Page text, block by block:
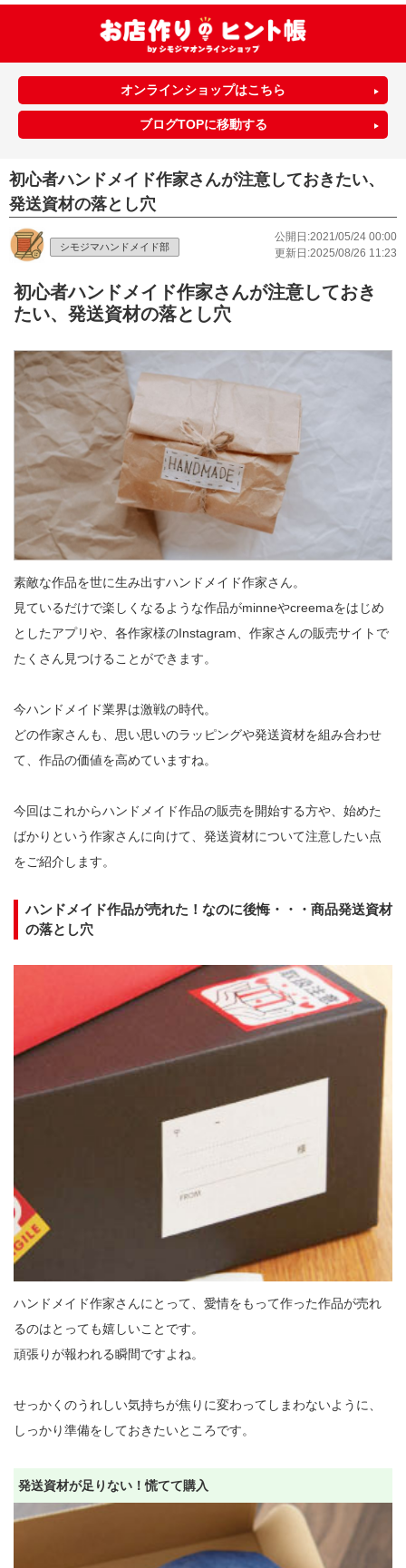
オンラインショップはこちら
ブログTOPに移動する
初心者ハンドメイド作家さんが注意しておきたい、
発送資材の落とし穴
シモジマハンドメイド部
公開日:2021/05/24 00:00
更新日:2025/08/26 11:23
初心者ハンドメイド作家さんが注意しておき
たい、発送資材の落とし穴
素敵な作品を世に生み出すハンドメイド作家さん。
見ているだけで楽しくなるような作品がminneやcreemaをはじめ
としたアプリや、各作家様のInstagram、作家さんの販売サイトで
たくさん見つけることができます。
今ハンドメイド業界は激戦の時代。
どの作家さんも、思い思いのラッピングや発送資材を組み合わせ
て、作品の価値を高めていますね。
今回はこれからハンドメイド作品の販売を開始する方や、始めた
ばかりという作家さんに向けて、発送資材について注意したい点
をご紹介します。
ハンドメイド作品が売れた！なのに後悔・・・商品発送資材
の落とし穴
ハンドメイド作家さんにとって、愛情をもって作った作品が売れ
るのはとっても嬉しいことです。
頑張りが報われる瞬間ですよね。
せっかくのうれしい気持ちが焦りに変わってしまわないように、
しっかり準備をしておきたいところです。
発送資材が足りない！慌てて購入